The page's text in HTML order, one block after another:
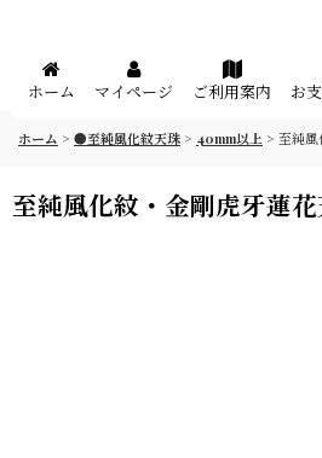
メニュー
ホーム マイページ ご利用案内 お
ホーム > ●至純風化紋天珠 > 40mm以上 > 至純風
至純風化紋・金剛虎牙蓮